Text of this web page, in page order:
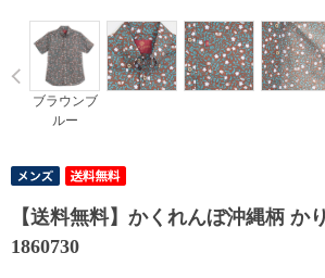
ブラウンブ
ルー
Prev
【送料無料】かくれんぼ沖縄柄 か
1860730